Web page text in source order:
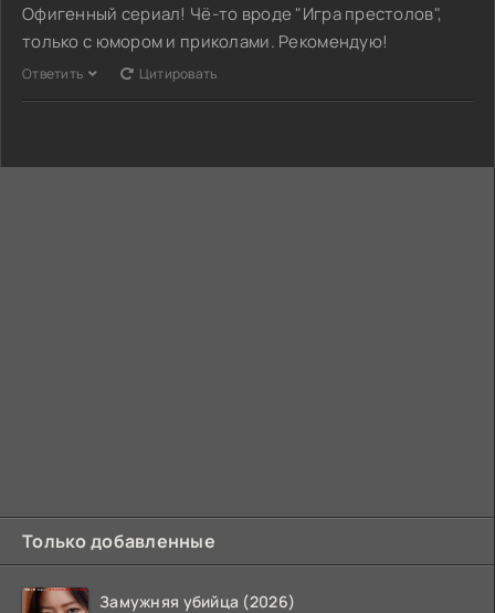
Офигенный сериал! Чё-то вроде "Игра престолов",
только с юмором и приколами. Рекомендую!
Ответить Цитировать
Только добавленные
Замужняя убийца (2026)